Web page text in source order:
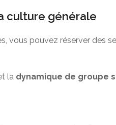
culture générale
vous pouvez réserver des
la dynamique de groupe